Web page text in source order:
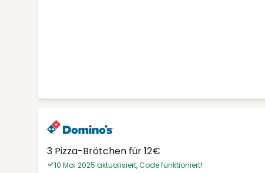
3 Pizza-Brötchen für 12€
10 Mai 2025 aktualisiert, Code funktioniert!